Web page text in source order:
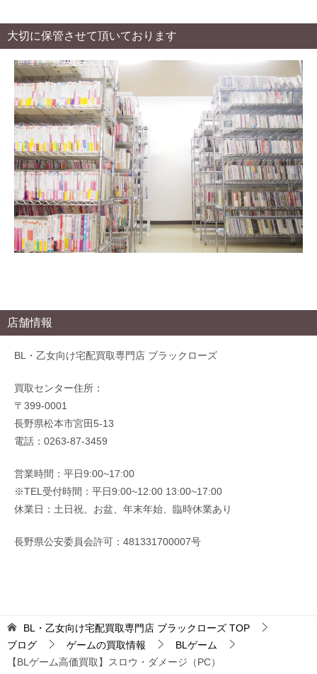
大切に保管させて頂いております
店舗情報
BL・乙女向け宅配買取専門店 ブラックローズ
買取センター住所：
〒399-0001
長野県松本市宮田5-13
電話：0263-87-3459
営業時間：平日9:00~17:00
※TEL受付時間：平日9:00~12:00 13:00~17:00
休業日：土日祝、お盆、年末年始、臨時休業あり
長野県公安委員会許可：481331700007号
BL・乙女向け宅配買取専門店 ブラックローズ TOP
ブログ
ゲームの買取情報
BLゲーム
【BLゲーム高価買取】スロウ・ダメージ（PC）